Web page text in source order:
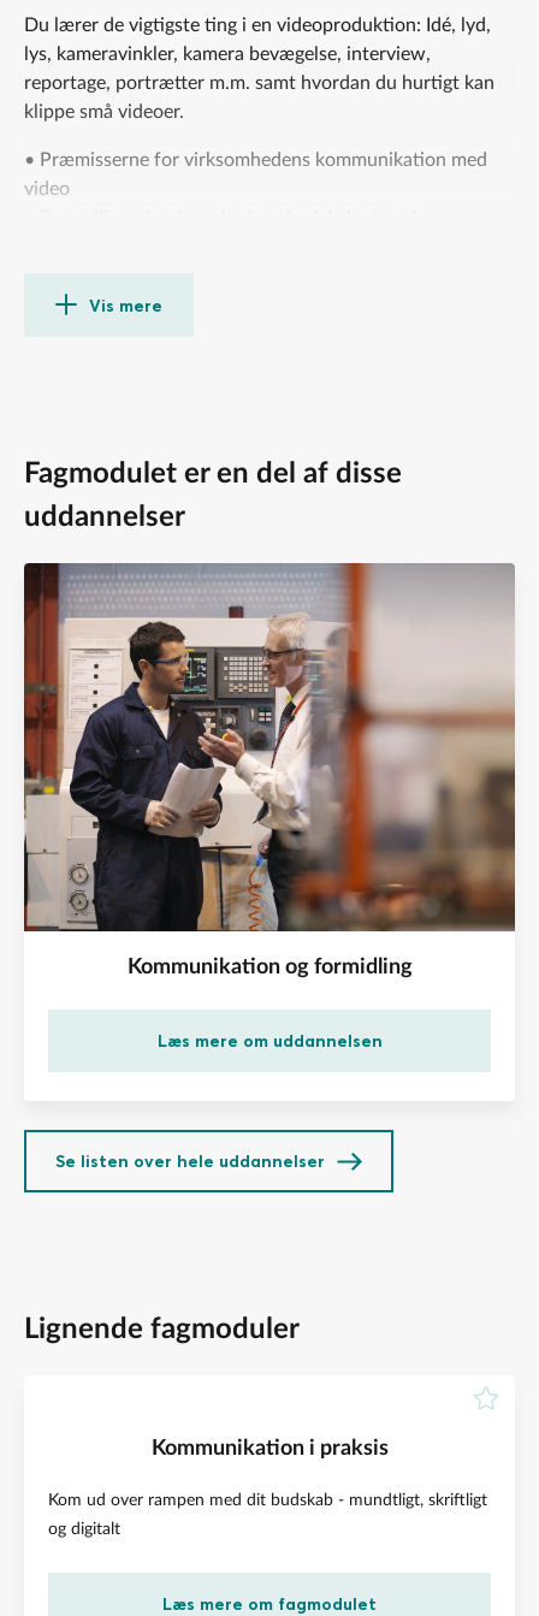
Du lærer de vigtigste ting i en videoproduktion: Idé, lyd,
lys, kameravinkler, kamera bevægelse, interview,
reportage, portrætter m.m. samt hvordan du hurtigt kan
klippe små videoer.
• Præmisserne for virksomhedens kommunikation med
video
Vis mere
Fagmodulet er en del af disse
uddannelser
Kommunikation og formidling
Læs mere om uddannelsen
Se listen over hele uddannelser
Lignende fagmoduler
Kommunikation i praksis
Kom ud over rampen med dit budskab - mundtligt, skriftligt
og digitalt
Læs mere om fagmodulet